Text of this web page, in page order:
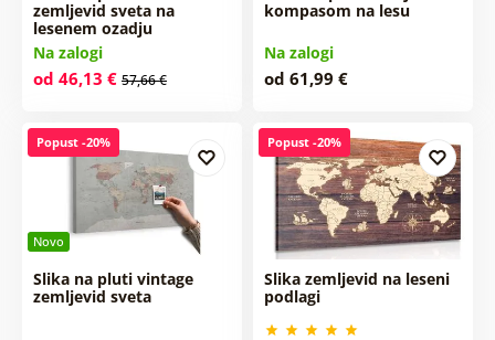
zemljevid sveta na
lesenem ozadju
Na zalogi
od 46,13 € 57,66 €
kompasom na lesu
Na zalogi
od 61,99 €
Novo
Popust -20%
Slika na pluti vintage
zemljevid sveta
Popust -20%
Slika zemljevid na leseni
podlagi